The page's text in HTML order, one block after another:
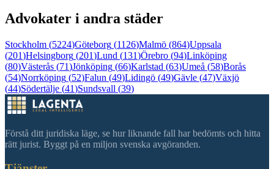
Advokater i andra städer
Stockholm (5224)Göteborg (1126)Malmö (864)Uppsala
(201)Helsingborg (201)Lund (131)Örebro (94)Linköping
(80)Västerås (71)Jönköping (66)Karlstad (63)Umeå (58)Borås
(54)Norrköping (52)Falun (49)Lidingö (49)Gävle (47)Växjö
(44)Södertälje (41)Sundsvall (39)
Förstå ditt juridiska läge, se hur liknande fall har bedömts och hitta
rätt jurist. Byggt på en miljon svenska avgöranden.